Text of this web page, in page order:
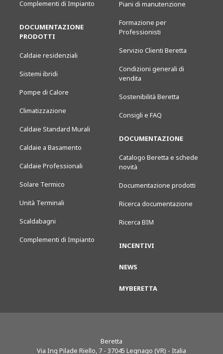
Complementi di Impianto
DOCUMENTAZIONE
PRODOTTI
Caldaie residenziali
Sistemi ibridi
Pompe di Calore
Climatizzazione
Caldaie Standard Murali
Caldaie a Basamento
Caldaie Professionali
Solare Termico
Unità Terminali
Scaldabagni
Complementi di Impianto
Piani di manutenzione
Formazione per
Professionisti
Servizio Clienti Beretta
Condizioni generali di
vendita
Sostenibilità Beretta
Consigli e FAQ
DOCUMENTAZIONE
Catalogo Beretta e schede
novità
Documentazione prodotti
Ricerca documentazione
Ricerca BIM
INCENTIVI
NEWS
MYBERETTA
Beretta
Via Ing Pilade Riello, 7 - 37045 Legnago (VR) - Italia